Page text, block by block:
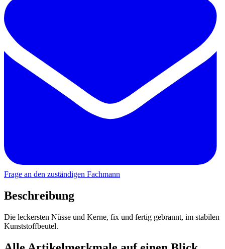
Frage an den zuständigen Fachmann
Beschreibung
Die leckersten Nüsse und Kerne, fix und fertig gebrannt, im stabilen
Kunststoffbeutel.